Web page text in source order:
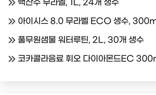
백산수 무라벨, 1L, 24개 생수
아이시스 8.0 무라벨 ECO 생수,
풀무원샘물 워터루틴, 2L, 30개 생수
코카콜라음료 휘오 다이아몬드EC